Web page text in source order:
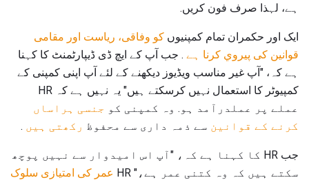
ہے، لہذا صرف فون کریں.
ایک اور حکمران تمام کمپنیوں کو وفاقی، ریاست اور مقامی
قوانین کی پیروي کرنا ہے . جب آپ کے ایچ ڈی ڈیپارٹمنٹ کا کہنا
ہے کہ، "آپ غیر مناسب ویڈیوز دیکھنے کے لئے آپ اپنی کمپنی کے
کمپیوٹر کا استعمال نہیں کرسکتے ہیں" یہ نہیں ہے کہ HR
عملے پر عملدرآمد ہو. وہ کمپنی کو جنسی ہراساں
کرنے کے قوانین سے ذمہ داری سے محفوظ رکھتی ہیں .
جب HR کا کہنا ہے کہ، "آپ اس امیدوار سے نہیں پوچھ
سکتے ہیں کہ وہ کتنی عمر ہے،" HR
عمر کی امتیازی سلوک